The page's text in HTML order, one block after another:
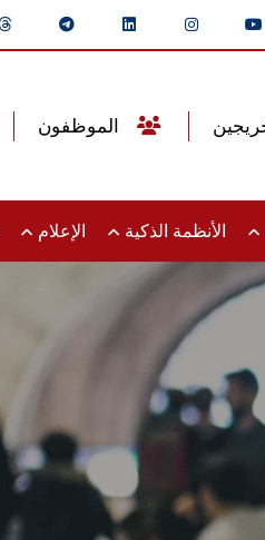
الأنظمة الذكية الإعلام